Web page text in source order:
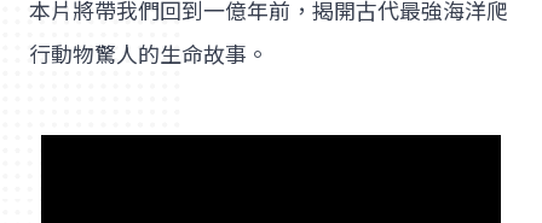
本片將帶我們回到一億年前，揭開古代最強海洋爬
行動物驚人的生命故事。